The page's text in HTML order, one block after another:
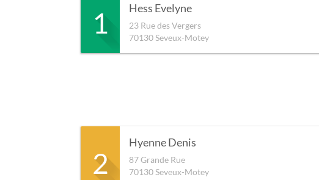
1 Hess Evelyne
23 Rue des Vergers
70130Seveux-Motey
2
Hyenne Denis
87 Grande Rue
70130Seveux-Motey